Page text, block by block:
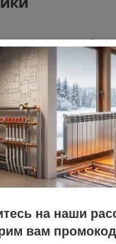
серый
Noname
комп
системы
крепеж
на наши
вам промокод